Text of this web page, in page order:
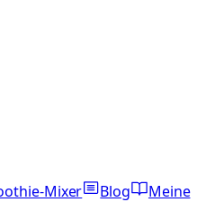
Mixer Blog
Meine